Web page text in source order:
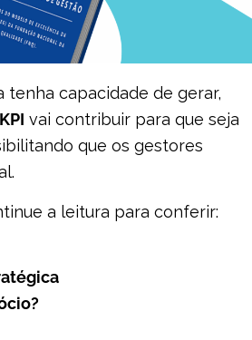
capacidade de gerar,
vai contribuir para que seja
que os gestores
a leitura para conferir: